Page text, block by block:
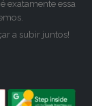
exatamente essa
a subir juntos!